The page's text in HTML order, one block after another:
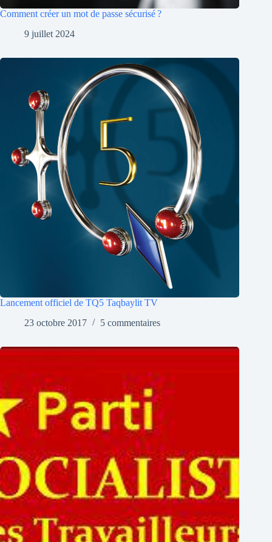
Comment créer un mot de passe sécurisé ?
9 juillet 2024
Lancement officiel de TQ5 Taqbaylit TV
23 octobre 2017
5 commentaires